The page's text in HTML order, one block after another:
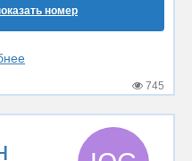
номер
745